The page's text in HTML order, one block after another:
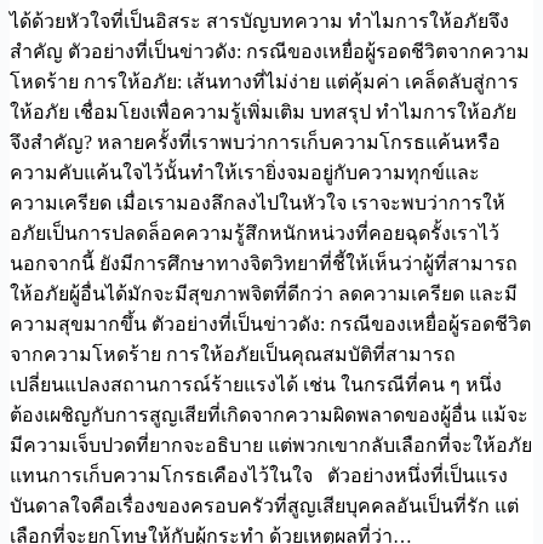
ได้ด้วยหัวใจที่เป็นอิสระ สารบัญบทความ ทำไมการให้อภัยจึง
สำคัญ ตัวอย่างที่เป็นข่าวดัง: กรณีของเหยื่อผู้รอดชีวิตจากความ
โหดร้าย การให้อภัย: เส้นทางที่ไม่ง่าย แต่คุ้มค่า เคล็ดลับสู่การ
ให้อภัย เชื่อมโยงเพื่อความรู้เพิ่มเติม บทสรุป ทำไมการให้อภัย
จึงสำคัญ? หลายครั้งที่เราพบว่าการเก็บความโกรธแค้นหรือ
ความคับแค้นใจไว้นั้นทำให้เรายิ่งจมอยู่กับความทุกข์และ
ความเครียด เมื่อเรามองลึกลงไปในหัวใจ เราจะพบว่าการให้
อภัยเป็นการปลดล็อคความรู้สึกหนักหน่วงที่คอยฉุดรั้งเราไว้
นอกจากนี้ ยังมีการศึกษาทางจิตวิทยาที่ชี้ให้เห็นว่าผู้ที่สามารถ
ให้อภัยผู้อื่นได้มักจะมีสุขภาพจิตที่ดีกว่า ลดความเครียด และมี
ความสุขมากขึ้น ตัวอย่างที่เป็นข่าวดัง: กรณีของเหยื่อผู้รอดชีวิต
จากความโหดร้าย การให้อภัยเป็นคุณสมบัติที่สามารถ
เปลี่ยนแปลงสถานการณ์ร้ายแรงได้ เช่น ในกรณีที่คน ๆ หนึ่ง
ต้องเผชิญกับการสูญเสียที่เกิดจากความผิดพลาดของผู้อื่น แม้จะ
มีความเจ็บปวดที่ยากจะอธิบาย แต่พวกเขากลับเลือกที่จะให้อภัย
แทนการเก็บความโกรธเคืองไว้ในใจ ตัวอย่างหนึ่งที่เป็นแรง
บันดาลใจคือเรื่องของครอบครัวที่สูญเสียบุคคลอันเป็นที่รัก แต่
เลือกที่จะยกโทษให้กับผู้กระทำ ด้วยเหตุผลที่ว่า…